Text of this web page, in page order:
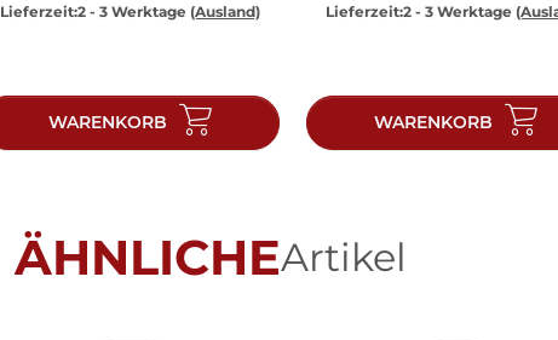
Lieferzeit:2 - 3 Werktage (Ausland)
WARENKORB
Lieferzeit:2 - 3 Werktage
WARENKORB
ÄHNLICHEArtikel